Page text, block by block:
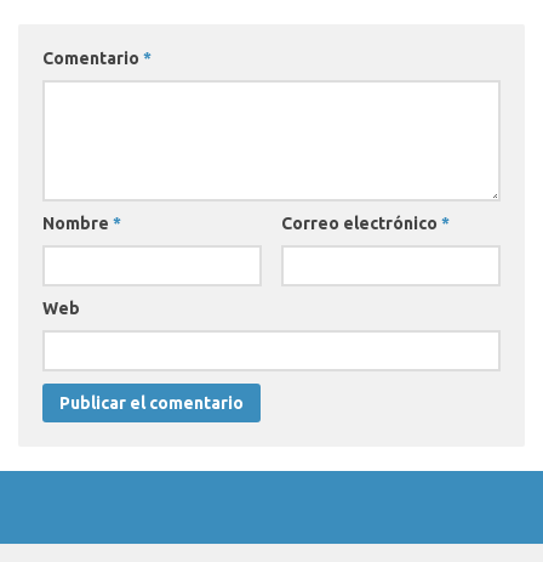
Comentario *
Nombre * Correo electrónico *
Web